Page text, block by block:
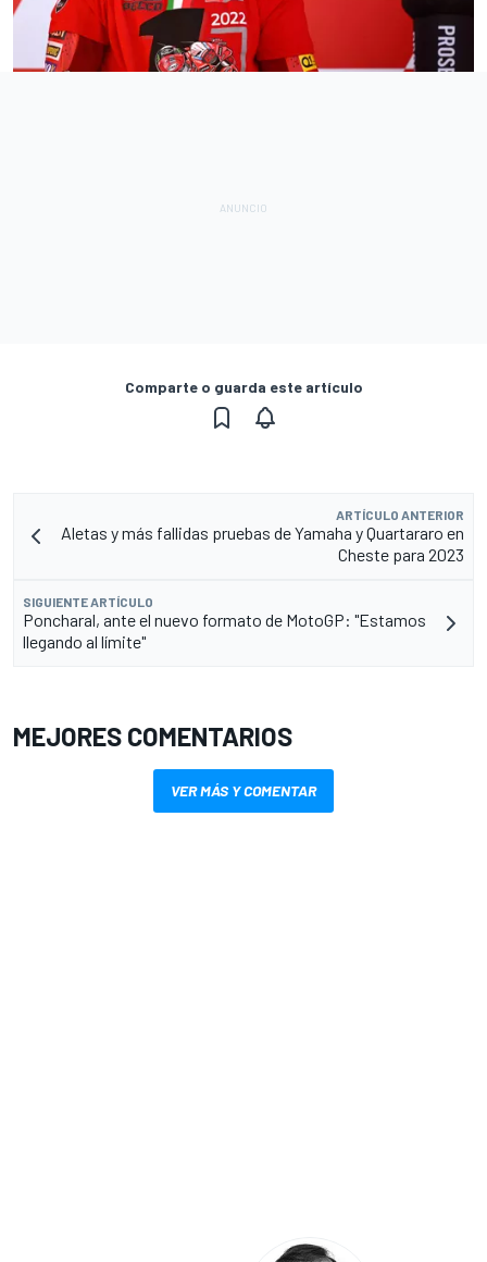
Comparte o guarda este artículo
ARTÍCULO ANTERIOR
Aletas y más fallidas pruebas de Yamaha y Quartararo en
Cheste para 2023
SIGUIENTE ARTÍCULO
Poncharal, ante el nuevo formato de MotoGP: "Estamos
llegando al límite"
MEJORES COMENTARIOS
VER MÁS Y COMENTAR